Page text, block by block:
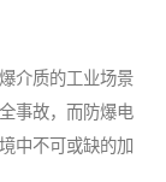
介质的工业场景
事故，而防爆电
中不可或缺的加